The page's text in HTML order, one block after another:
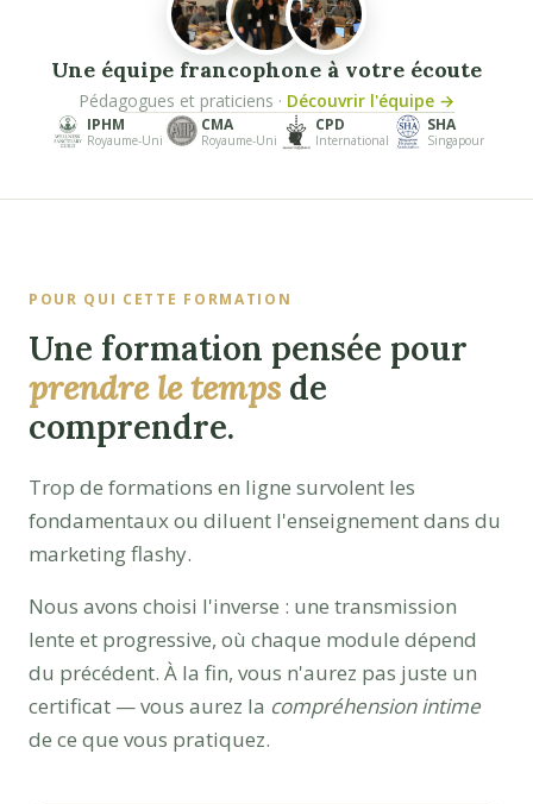
Une équipe francophone à votre écoute
Pédagogues et praticiens · Découvrir l'équipe →
IPHM
Royaume-Uni
CMA
Royaume-Uni
CPD
International
SHA
Singapour
POUR QUI CETTE FORMATION
Une formation pensée pour
prendre le temps de
comprendre.
Trop de formations en ligne survolent les
fondamentaux ou diluent l'enseignement dans du
marketing flashy.
Nous avons choisi l'inverse : une transmission
lente et progressive, où chaque module dépend
du précédent. À la fin, vous n'aurez pas juste un
certificat — vous aurez la compréhension intime
de ce que vous pratiquez.